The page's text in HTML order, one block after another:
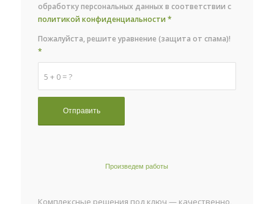
обработку персональных данных в соответствии с
политикой конфиденциальности *
5 + 0 = ?
Пожалуйста, решите уравнение (защита от спама)!
*
Произведем работы
Комплексные решения под ключ — качественно,